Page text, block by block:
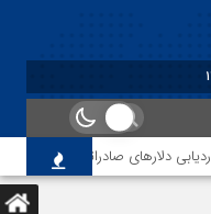
ردیابی دلارهای صادراتی